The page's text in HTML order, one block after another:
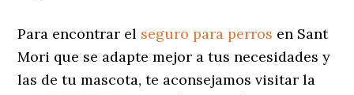
Para encontrar el seguro para perros en Sant
Mori que se adapte mejor a tus necesidades y
las de tu mascota, te aconsejamos visitar la